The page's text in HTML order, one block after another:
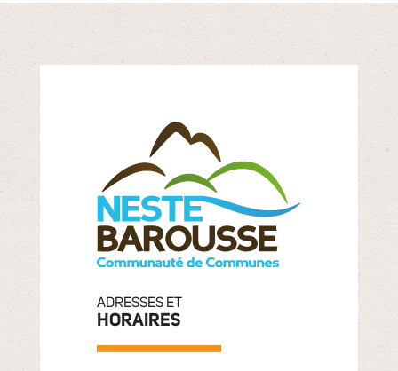
ADRESSES ET
HORAIRES